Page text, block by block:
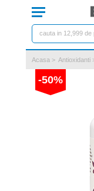
Acasa > Antioxidanti
-50%